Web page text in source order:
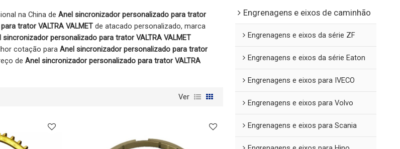
na China de Anel sincronizador personalizado para trator
trator VALTRA VALMETde atacado personalizado, marca
sincronizador personalizado para trator VALTRA VALMET
cotação para Anel sincronizador personalizado para trator
de Anel sincronizador personalizado para trator VALTRA
Ver
Engrenagens e eixos de caminhão
Engrenagens e eixos da série ZF
Engrenagens e eixos da série Eaton
Engrenagens e eixos para IVECO
Engrenagens e eixos para Volvo
Engrenagens e eixos para Scania